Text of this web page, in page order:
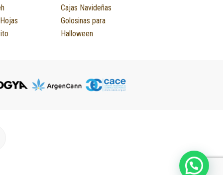
Cajas Navideñas
Golosinas para
Halloween